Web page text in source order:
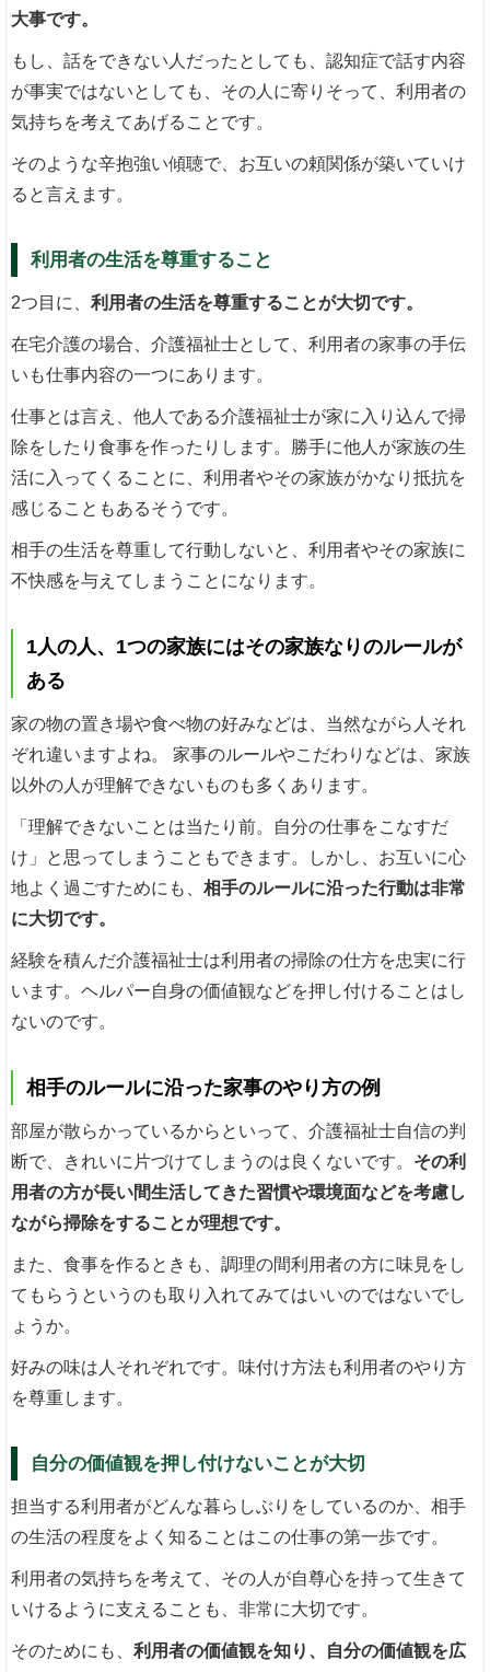
大事です。
もし、話をできない人だったとしても、認知症で話す内容
が事実ではないとしても、その人に寄りそって、利用者の
気持ちを考えてあげることです。
そのような辛抱強い傾聴で、お互いの頼関係が築いていけ
ると言えます。
利用者の生活を尊重すること
2つ目に、利用者の生活を尊重することが大切です。
在宅介護の場合、介護福祉士として、利用者の家事の手伝
いも仕事内容の一つにあります。
仕事とは言え、他人である介護福祉士が家に入り込んで掃
除をしたり食事を作ったりします。勝手に他人が家族の生
活に入ってくることに、利用者やその家族がかなり抵抗を
感じることもあるそうです。
相手の生活を尊重して行動しないと、利用者やその家族に
不快感を与えてしまうことになります。
1人の人、1つの家族にはその家族なりのルールが
ある
家の物の置き場や食べ物の好みなどは、当然ながら人それ
ぞれ違いますよね。 家事のルールやこだわりなどは、家族
以外の人が理解できないものも多くあります。
「理解できないことは当たり前。自分の仕事をこなすだ
け」と思ってしまうこともできます。しかし、お互いに心
地よく過ごすためにも、相手のルールに沿った行動は非常
に大切です。
経験を積んだ介護福祉士は利用者の掃除の仕方を忠実に行
います。ヘルパー自身の価値観などを押し付けることはし
ないのです。
相手のルールに沿った家事のやり方の例
部屋が散らかっているからといって、介護福祉士自信の判
断で、きれいに片づけてしまうのは良くないです。 その利
用者の方が長い間生活してきた習慣や環境面などを考慮し
ながら掃除をすることが理想です。
また、食事を作るときも、調理の間利用者の方に味見をし
てもらうというのも取り入れてみてはいいのではないでし
ょうか。
好みの味は人それぞれです。味付け方法も利用者のやり方
を尊重します。
自分の価値観を押し付けないことが大切
担当する利用者がどんな暮らしぶりをしているのか、相手
の生活の程度をよく知ることはこの仕事の第一歩です。
利用者の気持ちを考えて、その人が自尊心を持って生きて
いけるように支えることも、非常に大切です。
そのためにも、利用者の価値観を知り、自分の価値観を広